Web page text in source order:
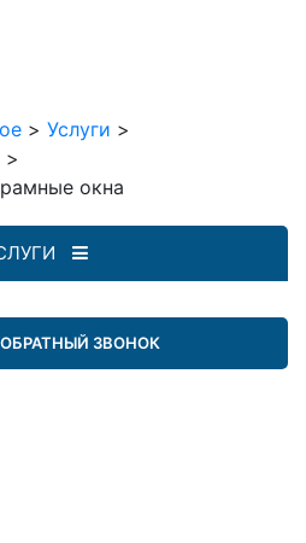
> Услуги >
>
окна
ОБРАТНЫЙ ЗВОНОК